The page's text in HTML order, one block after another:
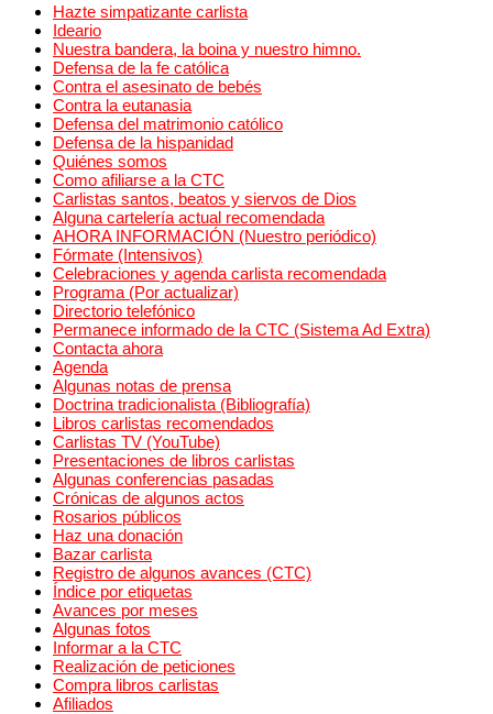
Hazte simpatizante carlista
Ideario
Nuestra bandera, la boina y nuestro himno.
Defensa de la fe católica
Contra el asesinato de bebés
Contra la eutanasia
Defensa del matrimonio católico
Defensa de la hispanidad
Quiénes somos
Como afiliarse a la CTC
Carlistas santos, beatos y siervos de Dios
Alguna cartelería actual recomendada
AHORA INFORMACIÓN (Nuestro periódico)
Fórmate (Intensivos)
Celebraciones y agenda carlista recomendada
Programa (Por actualizar)
Directorio telefónico
Permanece informado de la CTC (Sistema Ad Extra)
Contacta ahora
Agenda
Algunas notas de prensa
Doctrina tradicionalista (Bibliografía)
Libros carlistas recomendados
Carlistas TV (YouTube)
Presentaciones de libros carlistas
Algunas conferencias pasadas
Crónicas de algunos actos
Rosarios públicos
Haz una donación
Bazar carlista
Registro de algunos avances (CTC)
Índice por etiquetas
Avances por meses
Algunas fotos
Informar a la CTC
Realización de peticiones
Compra libros carlistas
Afiliados